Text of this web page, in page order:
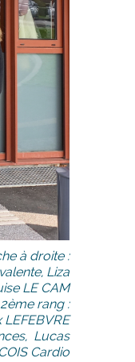
à droite :
Liza
LE CAM
2ème rang :
Lucas
Cardio